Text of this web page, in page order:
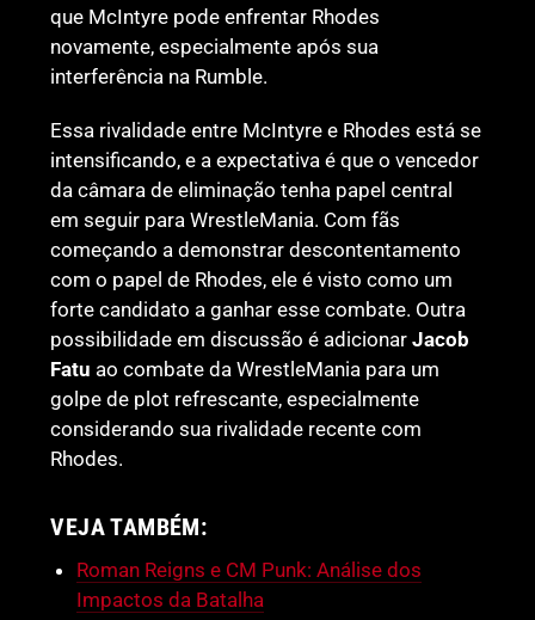
que McIntyre pode enfrentar Rhodes
novamente, especialmente após sua
interferência na Rumble.
Essa rivalidade entre McIntyre e Rhodes está se
intensificando, e a expectativa é que o vencedor
da câmara de eliminação tenha papel central
em seguir para WrestleMania. Com fãs
começando a demonstrar descontentamento
com o papel de Rhodes, ele é visto como um
forte candidato a ganhar esse combate. Outra
possibilidade em discussão é adicionarJacob
Fatu ao combate da WrestleMania para um
golpe de plot refrescante, especialmente
considerando sua rivalidade recente com
Rhodes.
VEJA TAMBÉM:
Roman Reigns e CM Punk: Análise dos
Impactos da Batalha